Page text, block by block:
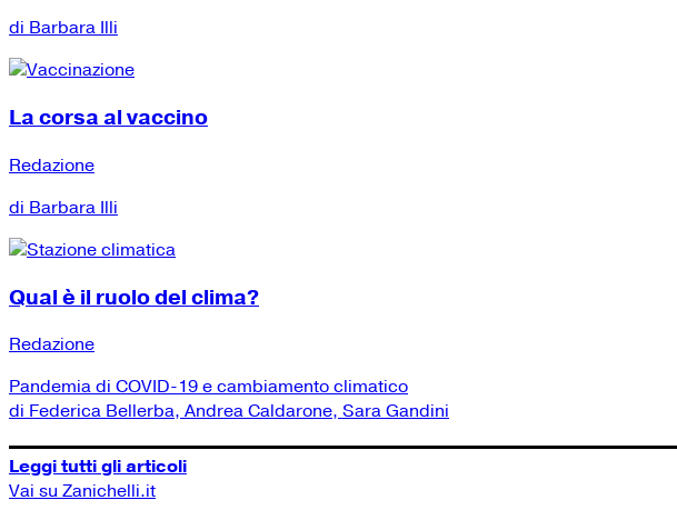
di Barbara Illi
La corsa al vaccino
Redazione
di Barbara Illi
Qual è il ruolo del clima?
Redazione
Pandemia di COVID-19 e cambiamento climatico
di Federica Bellerba, Andrea Caldarone, Sara Gandini
Leggi tutti gli articoli
Vai su Zanichelli.it